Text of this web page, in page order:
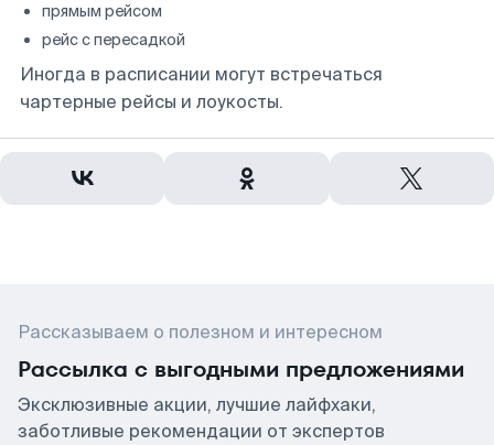
прямым рейсом
рейс с пересадкой
Иногда в расписании могут встречаться
чартерные рейсы и лоукосты.
Рассказываем о полезном и интересном
Рассылка с выгодными предложениями
Эксклюзивные акции, лучшие лайфхаки,
заботливые рекомендации от экспертов